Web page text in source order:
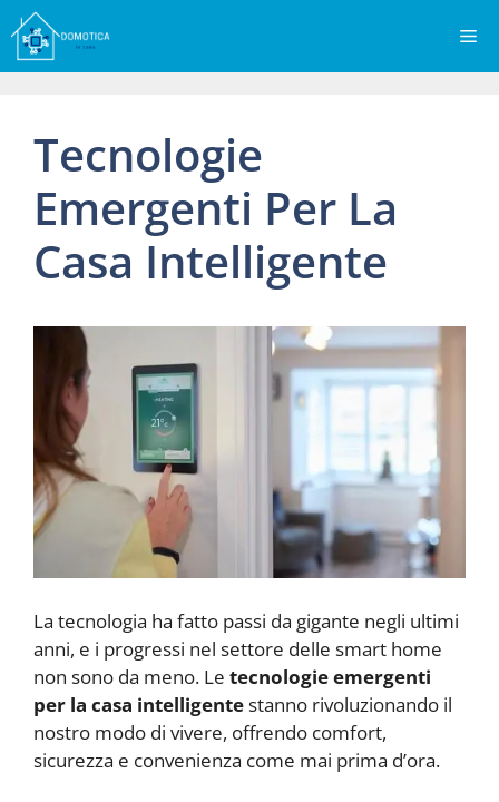
Vai
al
contenuto
Tecnologie
Emergenti Per La
Casa Intelligente
La tecnologia ha fatto passi da gigante negli ultimi
anni, e i progressi nel settore delle smart home
non sono da meno. Le tecnologie emergenti
per la casa intelligentestanno rivoluzionando il
nostro modo di vivere, offrendo comfort,
sicurezza e convenienza come mai prima d’ora.